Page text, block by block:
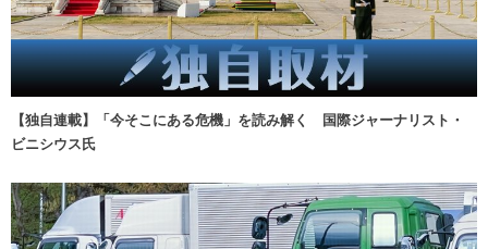
【独自連載】「今そこにある危機」を読み解く 国際ジャーナリスト・
ビニシウス氏